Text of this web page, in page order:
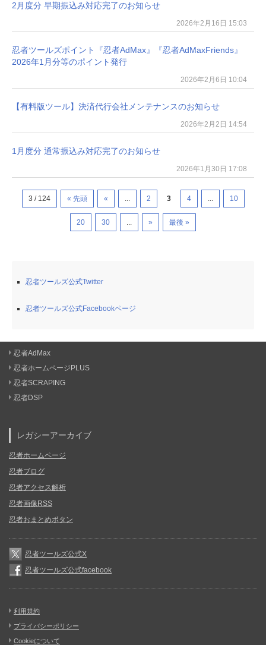
2月度分 早期振込み対応完了のお知らせ
2026年2月16日 15:03
忍者ツールズポイント『忍者AdMax』『忍者AdMaxFriends』
2026年1月分等のポイント発行
2026年2月6日 10:04
【有料版ツール】決済代行会社メンテナンスのお知らせ
2026年2月2日 14:54
1月度分 通常振込み対応完了のお知らせ
2026年1月30日 17:08
3 / 124 « 先頭 « ... 2 3 4 ... 10
20 30 ... » 最後 »
忍者ツールズ公式Twitter
忍者ツールズ公式Facebookページ
忍者AdMax
忍者ホームページPLUS
忍者SCRAPING
忍者DSP
レガシーアーカイブ
忍者ホームページ
忍者ブログ
忍者アクセス解析
忍者画像RSS
忍者おまとめボタン
忍者ツールズ公式X
忍者ツールズ公式facebook
利用規約
プライバシーポリシー
Cookieについて